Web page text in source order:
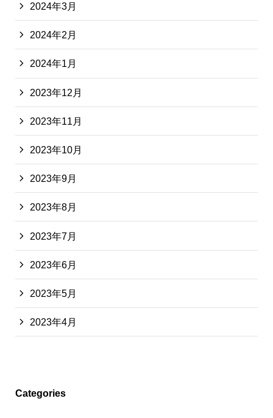
2024年3月
2024年2月
2024年1月
2023年12月
2023年11月
2023年10月
2023年9月
2023年8月
2023年7月
2023年6月
2023年5月
2023年4月
Categories